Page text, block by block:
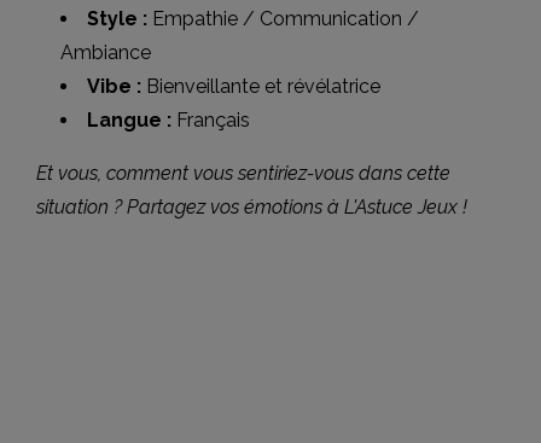
Style : Empathie / Communication /
Ambiance
Vibe : Bienveillante et révélatrice
Langue : Français
Et vous, comment vous sentiriez-vous dans cette
situation ? Partagez vos émotions à L'Astuce Jeux !